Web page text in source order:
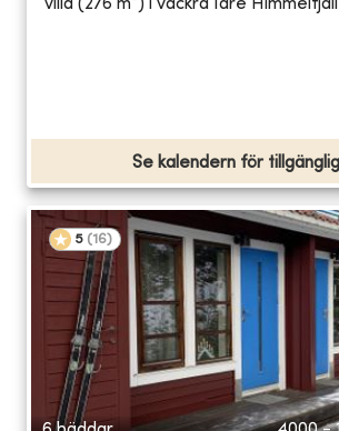
villa (276 m²) i vackra Idre
Se kalendern för
5 (16)